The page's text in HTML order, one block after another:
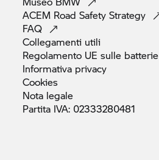
ACEM Road SafetyStrategy
FAQ
Collegamenti utili
Regolamento UE sulle batterie
Informativa privacy
Cookies
Nota legale
Partita IVA: 02333280481